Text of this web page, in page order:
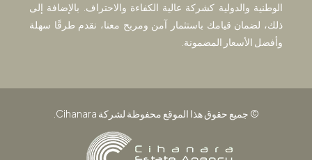
الوطنية والدولية كشركة عالية الكفاءة والاحتراف. بالإضافة إلى
ذلك، لضمان قيامك باستثمار آمن ومربح معنا، نقدم طرقًا سهلة
وأفضل الأسعار المضمونة.
© جميع حقوق هذا الموقع محفوظة لشركة Cihanara.